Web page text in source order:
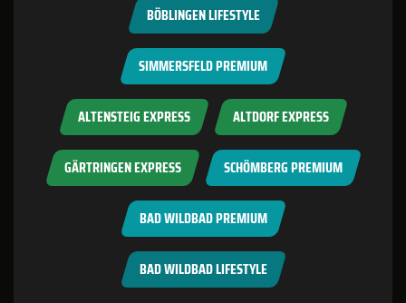
BÖBLINGEN LIFESTYLE
SIMMERSFELD PREMIUM
ALTENSTEIG EXPRESS ALTDORF EXPRESS
GÄRTRINGEN EXPRESS SCHÖMBERG PREMIUM
BAD WILDBAD PREMIUM
BAD WILDBAD LIFESTYLE